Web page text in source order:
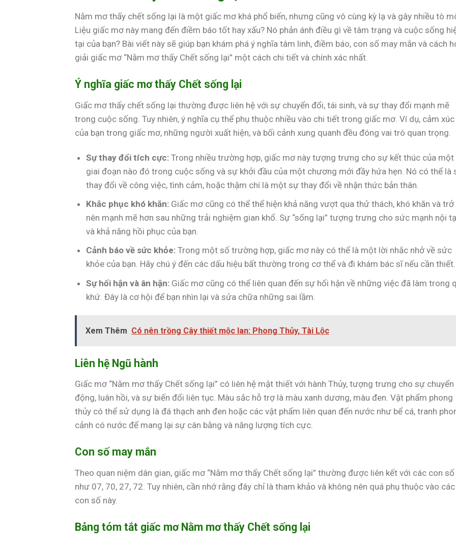
Nằm mơ thấy chết sống lại là một giấc mơ khá phổ biến, nhưng cũng vô cùng kỳ lạ và gây nhiều tò
Liệu giấc mơ này mang đến điềm báo tốt hay xấu? Nó phản ánh điều gì về tâm trạng và cuộc sống
tại của bạn? Bài viết này sẽ giúp bạn khám phá ý nghĩa tâm linh, điềm báo, con số may mắn và cách
giải giấc mơ “Nằm mơ thấy Chết sống lại” một cách chi tiết và chính xác nhất.
Ý nghĩa giấc mơ thấy Chết sống lại
Giấc mơ thấy chết sống lại thường được liên hệ với sự chuyển đổi, tái sinh, và sự thay đổi mạnh mẽ
trong cuộc sống. Tuy nhiên, ý nghĩa cụ thể phụ thuộc nhiều vào chi tiết trong giấc mơ. Ví dụ, cảm xúc
của bạn trong giấc mơ, những người xuất hiện, và bối cảnh xung quanh đều đóng vai trò quan trọng.
Sự thay đổi tích cực: Trong nhiều trường hợp, giấc mơ này tượng trưng cho sự kết thúc của một
giai đoạn nào đó trong cuộc sống và sự khởi đầu của một chương mới đầy hứa hẹn. Nó có thể là
thay đổi về công việc, tình cảm, hoặc thậm chí là một sự thay đổi về nhận thức bản thân.
Khắc phục khó khăn: Giấc mơ cũng có thể thể hiện khả năng vượt qua thử thách, khó khăn và trở
nên mạnh mẽ hơn sau những trải nghiệm gian khổ. Sự “sống lại” tượng trưng cho sức mạnh nội
và khả năng hồi phục của bạn.
Cảnh báo về sức khỏe: Trong một số trường hợp, giấc mơ này có thể là một lời nhắc nhở về sức
khỏe của bạn. Hãy chú ý đến các dấu hiệu bất thường trong cơ thể và đi khám bác sĩ nếu cần thiết.
Sự hối hận và ân hận: Giấc mơ cũng có thể liên quan đến sự hối hận về những việc đã làm trong
khứ. Đây là cơ hội để bạn nhìn lại và sửa chữa những sai lầm.
Xem Thêm Có nên trồng Cây thiết mộc lan: Phong Thủy, Tài Lộc
Liên hệ Ngũ hành
Giấc mơ “Nằm mơ thấy Chết sống lại” có liên hệ mật thiết với hành Thủy, tượng trưng cho sự chuyển
động, luân hồi, và sự biến đổi liên tục. Màu sắc hỗ trợ là màu xanh dương, màu đen. Vật phẩm phong
thủy có thể sử dụng là đá thạch anh đen hoặc các vật phẩm liên quan đến nước như bể cá, tranh
cảnh có nước để mang lại sự cân bằng và năng lượng tích cực.
Con số may mắn
Theo quan niệm dân gian, giấc mơ “Nằm mơ thấy Chết sống lại” thường được liên kết với các con số
như 07, 70, 27, 72. Tuy nhiên, cần nhớ rằng đây chỉ là tham khảo và không nên quá phụ thuộc vào các
con số này.
Bảng tóm tắt giấc mơ Nằm mơ thấy Chết sống lại